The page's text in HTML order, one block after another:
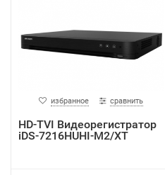
избранное сравнить
HD-TVI Видеорегистратор
iDS-7216HUHI-M2/XT